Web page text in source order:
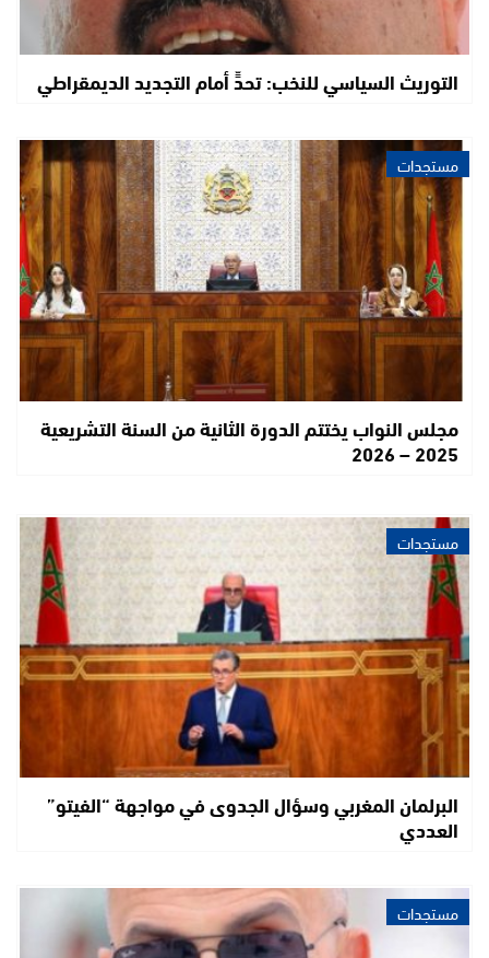
التوريث السياسي للنخب: تحدٍّ أمام التجديد الديمقراطي
مستجدات
مجلس النواب يختتم الدورة الثانية من السنة التشريعية
2025 – 2026
مستجدات
البرلمان المغربي وسؤال الجدوى في مواجهة “الفيتو”
العددي
مستجدات